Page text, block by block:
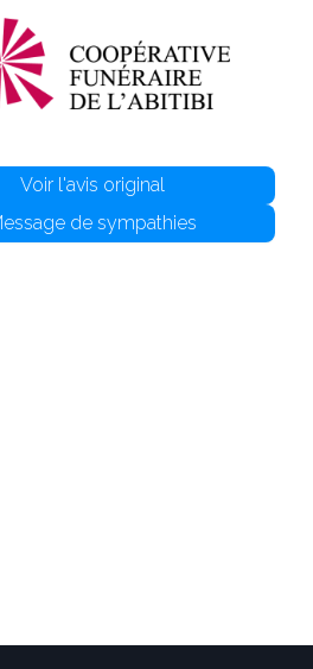
Voir l'avis original
de sympathies